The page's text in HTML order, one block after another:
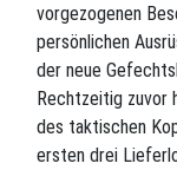
vorgezogenen
persönlichen
der neue
Rechtzeitig zuvor
des taktischen
ersten drei